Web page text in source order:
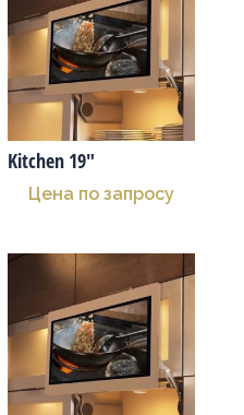
Kitchen 19″
Цена по запросу